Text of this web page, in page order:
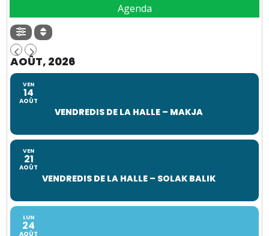
Agenda
AOÛT, 2026
VEN
14
AOÛT
VENDREDIS DE LA HALLE – MAKJA
VEN
21
AOÛT
VENDREDIS DE LA HALLE – SOLAK BALIK
LUN
24
AOÛT